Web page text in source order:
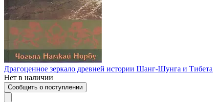
Драгоценное зеркало древней истории Шанг-Шунга и Тибета
Нет в наличии
Сообщить о поступлении